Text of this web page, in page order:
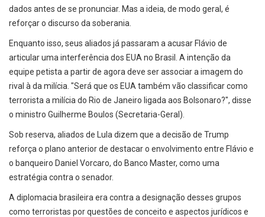
dados antes de se pronunciar. Mas a ideia, de modo geral, é
reforçar o discurso da soberania.
Enquanto isso, seus aliados já passaram a acusar Flávio de
articular uma interferência dos EUA no Brasil. A intenção da
equipe petista a partir de agora deve ser associar a imagem do
rival à da milícia. "Será que os EUA também vão classificar como
terrorista a milícia do Rio de Janeiro ligada aos Bolsonaro?", disse
o ministro Guilherme Boulos (Secretaria-Geral).
Sob reserva, aliados de Lula dizem que a decisão de Trump
reforça o plano anterior de destacar o envolvimento entre Flávio e
o banqueiro Daniel Vorcaro, do Banco Master, como uma
estratégia contra o senador.
A diplomacia brasileira era contra a designação desses grupos
como terroristas por questões de conceito e aspectos jurídicos e